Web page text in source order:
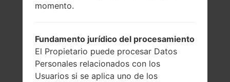
El Firmware
LGV400(LGV400)
akaLG G Pad 7.0
momento.
Fundamento jurídico del procesamiento
El Propietario puede procesar Datos
Personales relacionados con los
Usuarios si se aplica uno de los